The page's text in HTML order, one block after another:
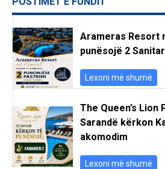
Arameras Resort
punësojë 2
Lexoni më shumë
The Queen’s Lion
Sarandë kërkon
akomodim
Lexoni më shumë